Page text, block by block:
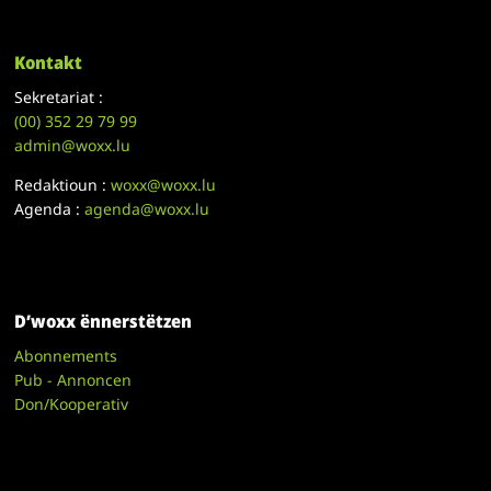
Kontakt
Sekretariat :
(00)352 29 79 99
admin@woxx.lu
Redaktioun :woxx@woxx.lu
Agenda :agenda@woxx.lu
D’woxx ënnerstëtzen
Abonnements
Pub - Annoncen
Don/Kooperativ